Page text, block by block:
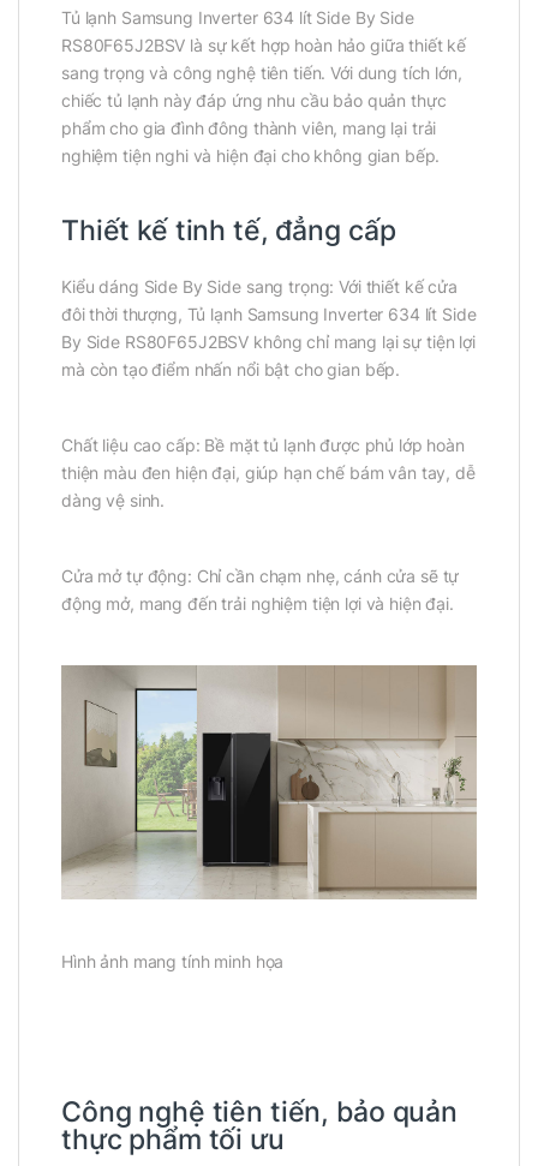
Tủ lạnh Samsung Inverter 634 lít Side By Side
RS80F65J2BSV là sự kết hợp hoàn hảo giữa thiết kế
sang trọng và công nghệ tiên tiến. Với dung tích lớn,
chiếc tủ lạnh này đáp ứng nhu cầu bảo quản thực
phẩm cho gia đình đông thành viên, mang lại trải
nghiệm tiện nghi và hiện đại cho không gian bếp.
Thiết kế tinh tế, đẳng cấp
Kiểu dáng Side By Side sang trọng: Với thiết kế cửa
đôi thời thượng, Tủ lạnh Samsung Inverter 634 lít Side
By Side RS80F65J2BSV không chỉ mang lại sự tiện lợi
mà còn tạo điểm nhấn nổi bật cho gian bếp.
Chất liệu cao cấp: Bề mặt tủ lạnh được phủ lớp hoàn
thiện màu đen hiện đại, giúp hạn chế bám vân tay, dễ
dàng vệ sinh.
Cửa mở tự động: Chỉ cần chạm nhẹ, cánh cửa sẽ tự
động mở, mang đến trải nghiệm tiện lợi và hiện đại.
Hình ảnh mang tính minh họa
Công nghệ tiên tiến, bảo quản
thực phẩm tối ưu